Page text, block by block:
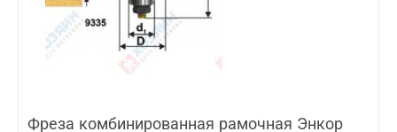
Фреза комбинированная рамочная Энкор